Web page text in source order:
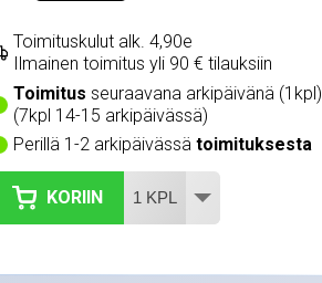
Toimituskulut alk. 4,90e
Ilmainen toimitus yli 90 € tilauksiin
Toimitus seuraavana arkipäivänä (1kpl)
(7kpl 14-15 arkipäivässä)
Perillä 1-2 arkipäivässä toimituksesta
KORIIN